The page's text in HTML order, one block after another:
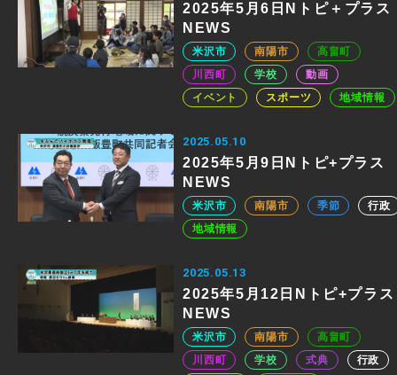
2025年5月6日Nトピ＋プラス
NEWS
米沢市 南陽市
高畠町
川西町
学校
動画
イベント
スポーツ 地域情報
2025.05.10
2025年5月9日Nトピ+プラス
NEWS
米沢市 南陽市 季節
行政
地域情報
2025.05.13
2025年5月12日Nトピ+プラス
NEWS
米沢市 南陽市
高畠町
川西町
学校 式典
行政